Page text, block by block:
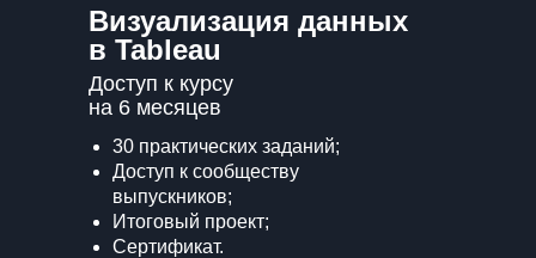
30 практических заданий;
Доступ к сообществу
выпускников;
Итоговый проект;
Сертификат.
Визуализация данных
в Tableau
Доступ к курсу
на 6 месяцев